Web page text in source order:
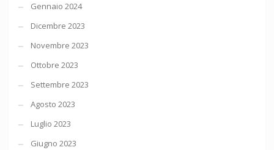
Gennaio 2024
Dicembre 2023
Novembre 2023
Ottobre 2023
Settembre 2023
Agosto 2023
Luglio 2023
Giugno 2023